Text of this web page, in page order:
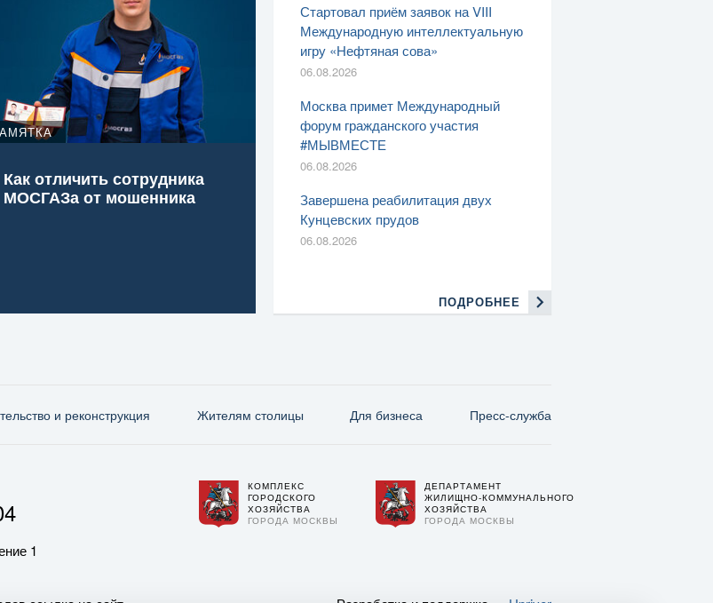
Как отличить сотрудника
МОСГАЗа от мошенника
Стартовал приём заявок на VIII
Международную интеллектуальную
игру «Нефтяная сова»
06.08.2026
Москва примет Международный
форум гражданского участия
#МЫВМЕСТЕ
06.08.2026
Завершена реабилитация двух
Кунцевских прудов
06.08.2026
ПОДРОБНЕЕ
и реконструкция Жителям столицы Для бизнеса Пресс-служба
1
КОМПЛЕКС
ГОРОДСКОГО
ХОЗЯЙСТВА
ГОРОДА МОСКВЫ
ДЕПАРТАМЕНТ
ЖИЛИЩНО-КОММУНАЛЬНОГО
ХОЗЯЙСТВА
ГОРОДА МОСКВЫ